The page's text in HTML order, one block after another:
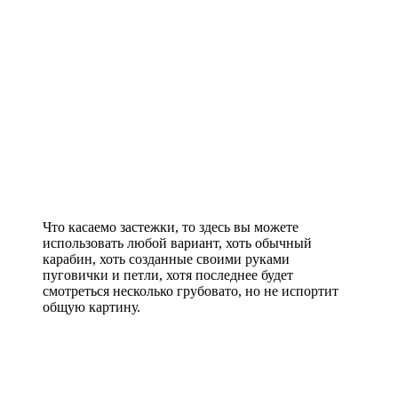
Что касаемо застежки, то здесь вы можете
использовать любой вариант, хоть обычный
карабин, хоть созданные своими руками
пуговички и петли, хотя последнее будет
смотреться несколько грубовато, но не испортит
общую картину.